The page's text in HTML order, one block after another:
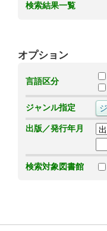
検索結果一覧
オプション
言語区分
ジャンル指定
出版／発行年月
検索対象図書館